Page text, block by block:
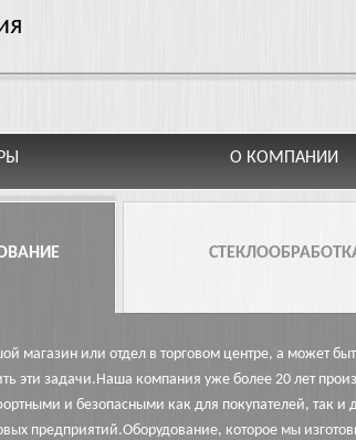
О КОМПАНИИ
магазин или отдел в торговом центре, а может
эти задачи.Наша компания уже более 20 лет
и безопасными как для покупателей, так
предприятий.Оборудование, которое мы